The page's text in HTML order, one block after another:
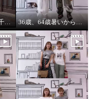
64歳、36歳雨の北千住迷路散歩 36歳、64歳暑いから ノースリーブ必須‼️暑いから腕は出す‼️